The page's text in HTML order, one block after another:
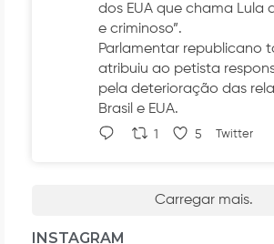
dos EUA que chama Lula
e criminoso”.
Parlamentar republicano
atribuiu ao petista
pela deterioração das
Brasil e EUA.
1 5 Twitter
Carregar mais.
INSTAGRAM